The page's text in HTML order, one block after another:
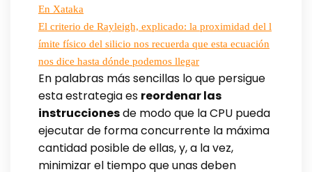
En Xataka
El criterio de Rayleigh, explicado: la proximidad del l
ímite físico del silicio nos recuerda que esta ecuación
nos dice hasta dónde podemos llegar
En palabras más sencillas lo que persigue
esta estrategia es reordenar las
instruccionesde modo que la CPU pueda
ejecutar de forma concurrente la máxima
cantidad posible de ellas, y, a la vez,
minimizar el tiempo que unas deben